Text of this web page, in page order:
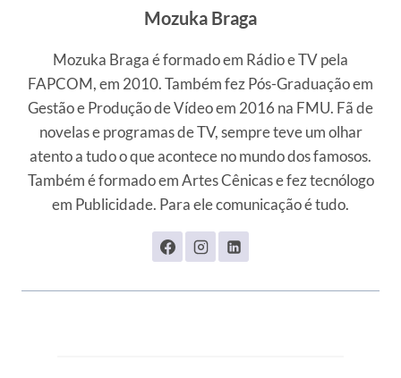
Mozuka Braga
Mozuka Braga é formado em Rádio e TV pela
FAPCOM, em 2010. Também fez Pós-Graduação em
Gestão e Produção de Vídeo em 2016 na FMU. Fã de
novelas e programas de TV, sempre teve um olhar
atento a tudo o que acontece no mundo dos famosos.
Também é formado em Artes Cênicas e fez tecnólogo
em Publicidade. Para ele comunicação é tudo.